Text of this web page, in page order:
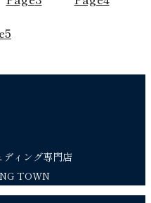
5
ィング専門店
TOWN